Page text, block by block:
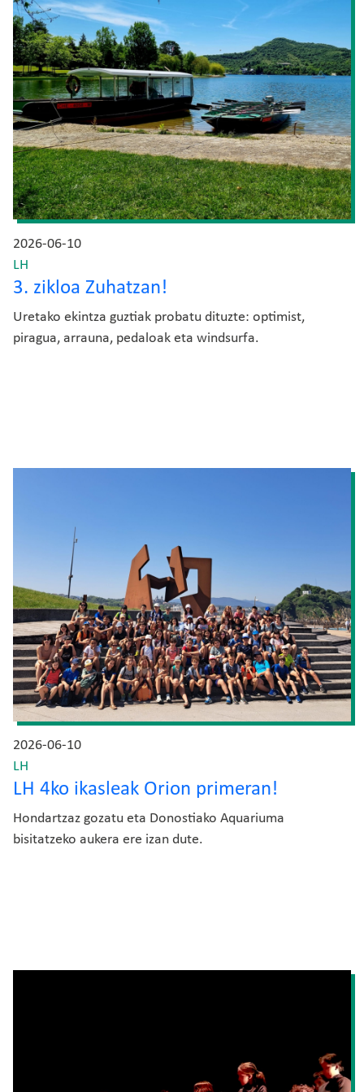
2026-06-10
LH
3. zikloa Zuhatzan!
Uretako ekintza guztiak probatu dituzte: optimist,
piragua, arrauna, pedaloak eta windsurfa.
2026-06-10
LH
LH 4ko ikasleak Orion primeran!
Hondartzaz gozatu eta Donostiako Aquariuma
bisitatzeko aukera ere izan dute.